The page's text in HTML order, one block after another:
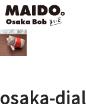
osaka-